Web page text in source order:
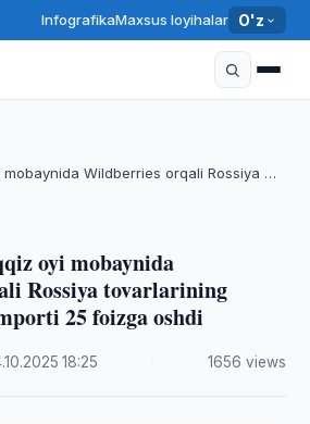
InfografikaMaxsus loyihalar O'z
mobaynida Wildberries orqali Rossiya …
oyi mobaynida
Rossiya tovarlarining
25 foizga oshdi
·18:25 1656 views